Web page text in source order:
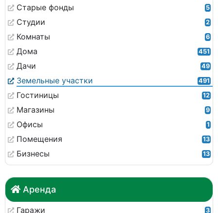
Старые фонды 5
Студии 2
Комнаты 6
Дома 451
Дачи 49
Земельные участки 491
Гостиницы 12
Магазины 9
Офисы 1
Помещения 13
Бизнесы 13
Аренда
Гаражи 3